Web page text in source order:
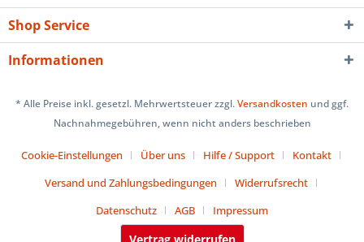
Shop Service
Informationen
* Alle Preise inkl. gesetzl. Mehrwertsteuer zzgl.Versandkosten und ggf.
Nachnahmegebühren, wenn nicht anders beschrieben
Cookie-Einstellungen Über uns Hilfe / Support
Kontakt
Versand und Zahlungsbedingungen
Widerrufsrecht
Datenschutz
AGB Impressum